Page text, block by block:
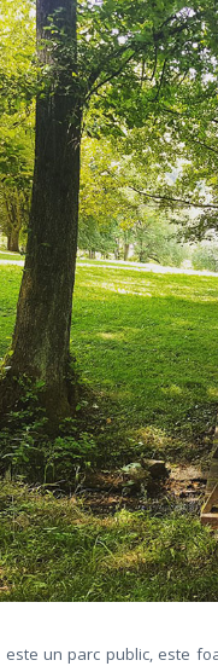
un parc public, este